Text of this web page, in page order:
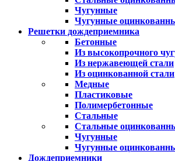
Чугунные
Чугунные
Решетки дождеприемника
Бетонные
Из высокопрочного
Из нержавеющей стали
Из оцинкованной стали
Медные
Пластиковые
Полимербетонные
Стальные
Стальные
Чугунные
Чугунные
Дождеприемники